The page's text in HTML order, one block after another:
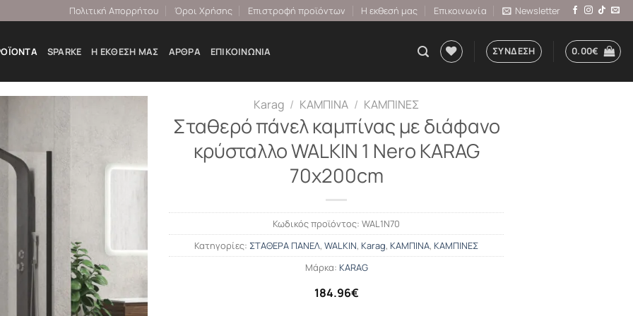
Πολιτική Απορρήτου Όροι Χρήσης Επιστροφή προϊόντων Η εκθεσή μας Επικοινωνία Newsletter
SPARKE Η ΕΚΘΕΣΉ ΜΑΣ ΆΡΘΡΑ ΕΠΙΚΟΙΝΩΝΊΑ ΣΎΝΔΕΣΗ 0.00€
Karag / ΚΑΜΠΙΝΑ / ΚΑΜΠΙΝΕΣ
Σταθερό πάνελ καμπίνας με διάφανο
κρύσταλλο WALKIN 1 Nero KARAG
70x200cm
Κωδικός προϊόντος: WAL1N70
Κατηγορίες: ΣΤΑΘΕΡΑ ΠΑΝΕΛ, WALKIN, Karag, ΚΑΜΠΙΝΑ, ΚΑΜΠΙΝΕΣ
Μάρκα: KARAG
184.96€